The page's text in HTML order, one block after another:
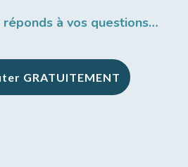
à vos questions…
GRATUITEMENT